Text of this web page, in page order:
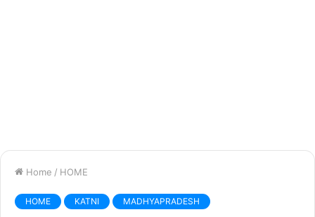
Home / HOME
HOME KATNI MADHYAPRADESH